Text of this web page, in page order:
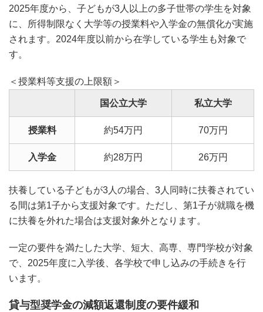
2025年度から、子どもが3人以上の多子世帯の学生を対象
に、所得制限なく大学等の授業料や入学金の無償化が実施
されます。2024年度以前から在学している学生も対象で
す。
＜授業料等支援の上限額＞
国公立大学 私立大学
授業料 約54万円 70万円
入学金 約28万円 26万円
扶養している子どもが3人の場合、3人同時に扶養されてい
る間は第1子から支援対象です。ただし、第1子が就職を機
に扶養を外れた場合は支援対象外となります。
一定の要件を満たした大学、短大、高専、専門学校が対象
で、2025年度に入学後、各学校で申し込みの手続きを行
います。
貸与型奨学金の減額返還制度の要件緩和